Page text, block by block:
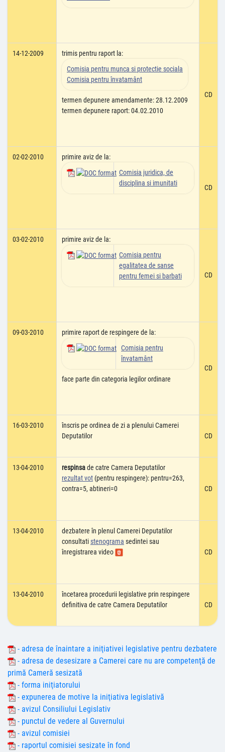
14-12-2009
trimis pentru raport la:
Comisia pentru munca si protectie sociala
Comisia pentru învatamânt
termen depunere amendamente: 28.12.2009
termen depunere raport: 04.02.2010
CD
02-02-2010
primire aviz de la:
Comisia juridica, de
disciplina si imunitati
CD
03-02-2010
primire aviz de la:
Comisia pentru
egalitatea de sanse
pentru femei si barbati
CD
09-03-2010
primire raport de respingere de la:
Comisia pentru
învatamânt
face parte din categoria legilor ordinare
CD
16-03-2010
înscris pe ordinea de zi a plenului Camerei
Deputatilor
CD
13-04-2010 respinsade catre Camera Deputatilor
rezultat vot (pentru respingere): pentru=263,
contra=5, abtineri=0
CD
13-04-2010
dezbatere în plenul Camerei Deputatilor
consultatistenograma sedintei sau
înregistrarea video
CD
13-04-2010
încetarea procedurii legislative prin respingere
definitiva de catre Camera Deputatilor
CD
- adresa de înaintare a iniţiativei legislative pentru dezbatere
- adresa de desesizare a Camerei care nu are competenţă de
primă Cameră sesizată
- forma iniţiatorului
- expunerea de motive la iniţiativa legislativă
- avizul Consiliului Legislativ
- punctul de vedere al Guvernului
- avizul comisiei
- raportul comisiei sesizate în fond